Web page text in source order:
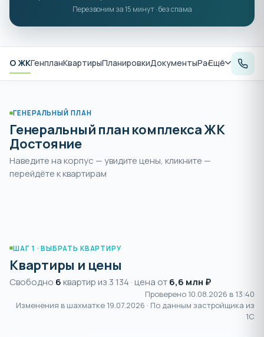
Перезвоним за 15 минут · без спама
О ЖКГенпланКвартирыПланировкиДокументыРасположение
Ещё
ГЕНЕРАЛЬНЫЙ ПЛАН
Генеральный план комплекса ЖК
Достояние
Наведите на корпус — увидите цены, кликните —
перейдёте к квартирам
Раздвиньте
пальцами или
+выбрать корпус
ШАГ 1 · ВЫБРАТЬ КВАРТИРУ
Квартиры и цены
Свободно 6квартир из 3 134 · цена от6,6 млн ₽
Проверено 10.08.2026 в 13:40
Изменения в шахматке 19.07.2026 · По данным застройщика из
1С